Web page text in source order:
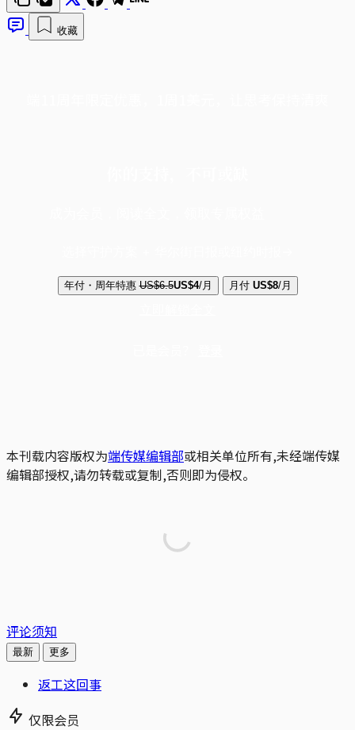
收藏
年付・周年特惠 US$6.5US$4/月 月付 US$8/月
本刊载内容版权为端传媒编辑部或相关单位所有,未经端传媒
编辑部授权,请勿转载或复制,否则即为侵权。
评论须知
最新 更多
返工这回事
仅限会员